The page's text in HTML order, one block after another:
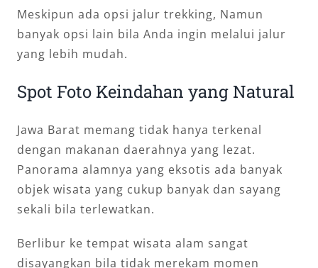
Meskipun ada opsi jalur trekking, Namun
banyak opsi lain bila Anda ingin melalui jalur
yang lebih mudah.
Spot Foto Keindahan yang Natural
Jawa Barat memang tidak hanya terkenal
dengan makanan daerahnya yang lezat.
Panorama alamnya yang eksotis ada banyak
objek wisata yang cukup banyak dan sayang
sekali bila terlewatkan.
Berlibur ke tempat wisata alam sangat
disayangkan bila tidak merekam momen